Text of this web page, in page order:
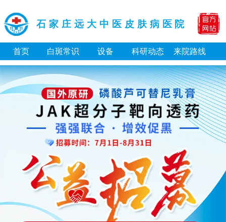
石家庄远大中医皮肤病医院
首页 白斑常识 设备 科研动态 来院路线